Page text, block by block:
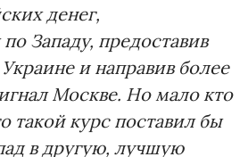
денег,
Западу, предоставив
и направив более
Москве. Но мало кто
такой курс поставил бы
в другую, лучшую